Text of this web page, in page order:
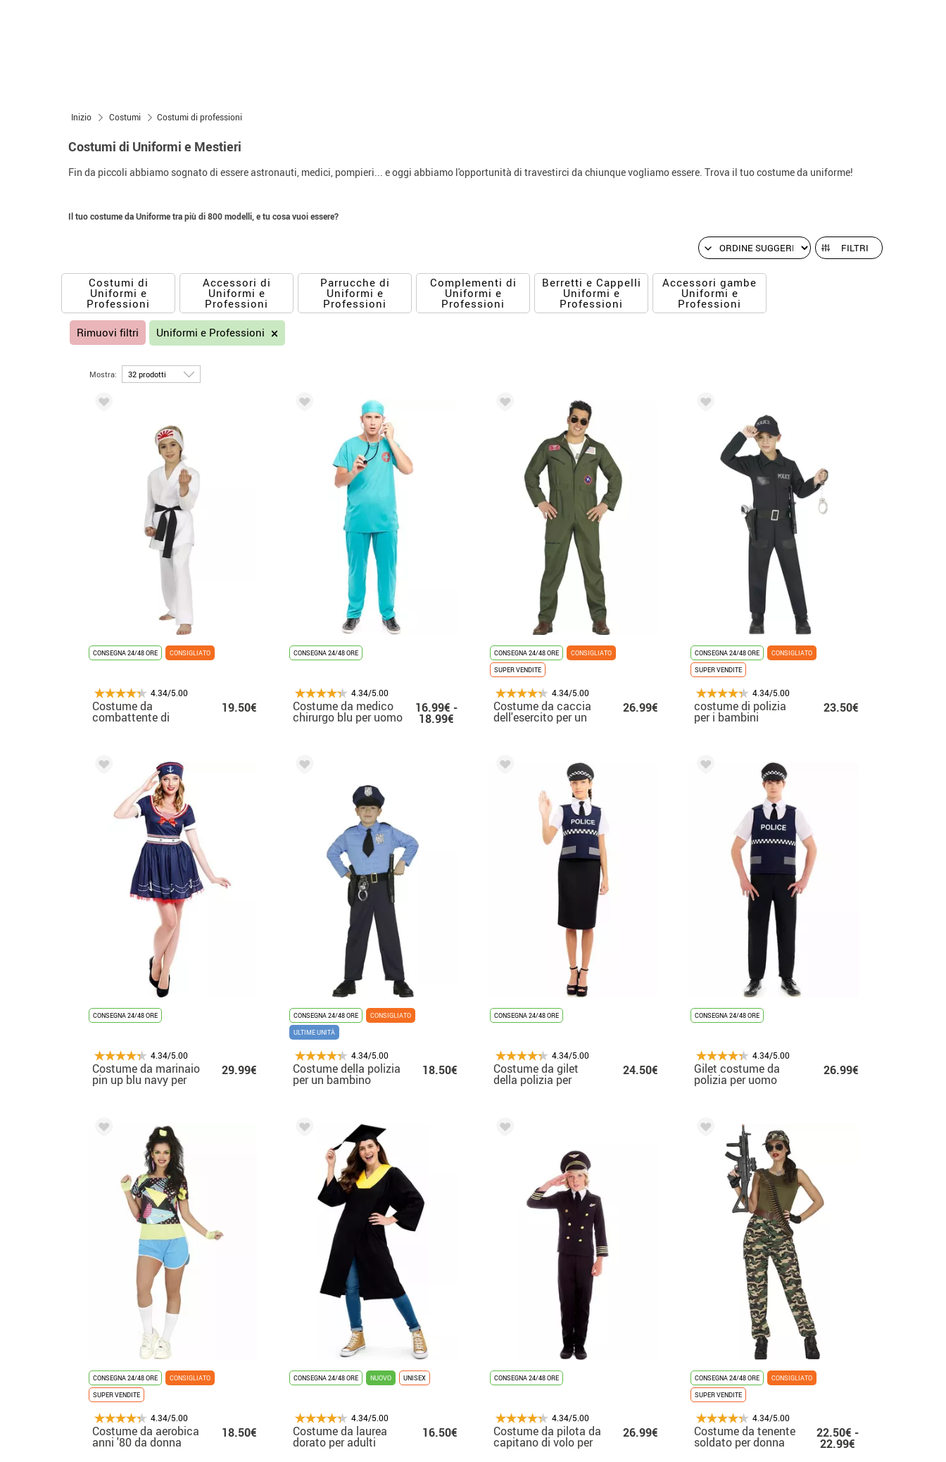
Inizio Costumi Costumi di professioni
Costumi di Uniformi e Mestieri
Fin da piccoli abbiamo sognato di essere astronauti, medici, pompieri... e oggi abbiamo l'opportunità di travestirci da chiunque vogliamo essere. Trova il tuo costume da uniforme!
Il tuo costume da Uniforme tra più di 800 modelli, e tu cosa vuoi essere?
FILTRI
Costumi di
Uniformi e
Professioni
Accessori di
Uniformi e
Professioni
Parrucche di
Uniformi e
Professioni
Complementi di
Uniformi e
Professioni
Berretti e Cappelli
Uniformi e
Professioni
Accessori gambe
Uniformi e
Professioni
Rimuovi filtri Uniformi e Professioni
Mostra:
CONSEGNA 24/48 ORE CONSIGLIATO
4.34/5.00
Costume da
combattente di
19.50€
CONSEGNA 24/48 ORE
4.34/5.00
Costume da medico
chirurgo blu per uomo
16.99€ -
18.99€
CONSEGNA 24/48 ORE
CONSIGLIATO
SUPER VENDITE
4.34/5.00
Costume da caccia
dell'esercito per un
26.99€
CONSEGNA 24/48 ORE
CONSIGLIATO
SUPER VENDITE
4.34/5.00
costume di polizia
per i bambini
23.50€
CONSEGNA 24/48 ORE
4.34/5.00
Costume da marinaio
pin up blu navy per
donna
29.99€
CONSEGNA 24/48 ORE
CONSIGLIATO
ULTIME UNITÀ
4.34/5.00
Costume della polizia
per un bambino
18.50€
CONSEGNA 24/48 ORE
4.34/5.00
Costume da gilet
della polizia per
donna
24.50€
CONSEGNA 24/48 ORE
4.34/5.00
Gilet costume da
polizia per uomo
26.99€
CONSEGNA 24/48 ORE
CONSIGLIATO
SUPER VENDITE
4.34/5.00
Costume da aerobica
anni '80 da donna
18.50€
CONSEGNA 24/48 ORE NUOVO UNISEX
4.34/5.00
Costume da laurea
dorato per adulti
16.50€
CONSEGNA 24/48 ORE
4.34/5.00
Costume da pilota da
capitano di volo per
bambino
26.99€
CONSEGNA 24/48 ORE
CONSIGLIATO
SUPER VENDITE
4.34/5.00
Costume da tenente
soldato per donna
22.50€ -
22.99€